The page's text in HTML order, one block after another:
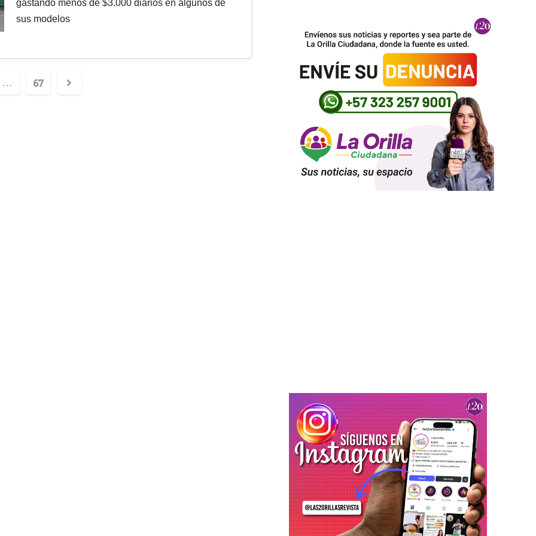
gastando menos de $3.000 diarios en algunos de
sus modelos
… 67